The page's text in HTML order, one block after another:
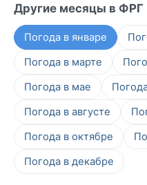
Другие месяцы в ФРГ
Погода в январе
Погода в марте
Погода в мае
Погода в августе
Погода в октябре
Погода в декабре